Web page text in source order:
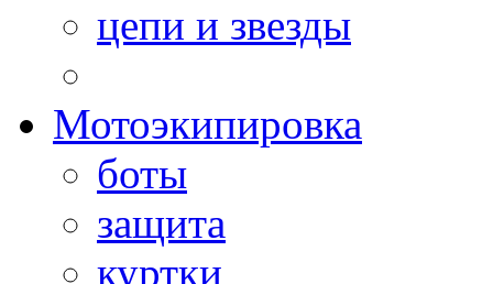
цепи и звезды
Мотоэкипировка
боты
защита
куртки